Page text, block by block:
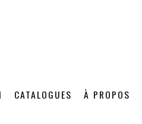
CATALOGUES À PROPOS